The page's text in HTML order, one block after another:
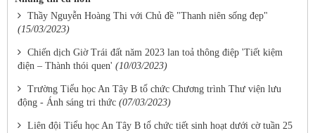
Thầy Nguyễn Hoàng Thi với Chủ đề "Thanh niên sống đẹp"
(15/03/2023)
Chiến dịch Giờ Trái đất năm 2023 lan toả thông điệp 'Tiết kiệm
điện – Thành thói quen' (10/03/2023)
Trường Tiểu học An Tây B tổ chức Chương trình Thư viện lưu
động - Ánh sáng tri thức (07/03/2023)
Liên đội Tiểu học An Tây B tổ chức tiết sinh hoạt dưới cờ tuần 25